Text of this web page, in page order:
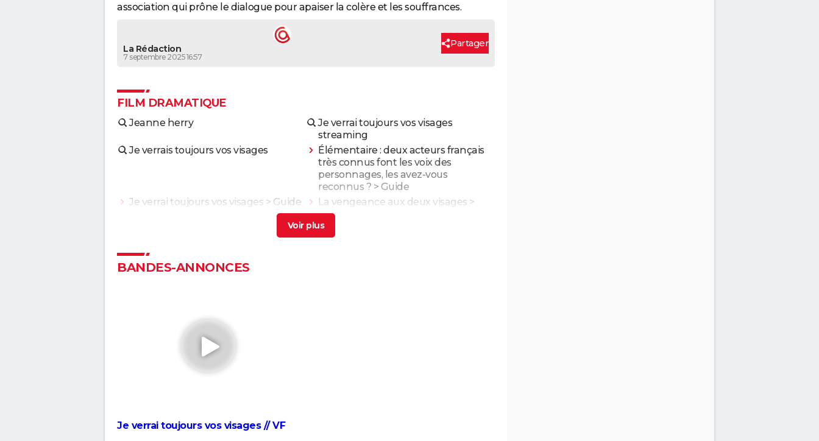
association qui prône le dialogue pour apaiser la colère et les souffrances.
La Rédaction
7 septembre 2025 16:57
Partager
FILM DRAMATIQUE
Jeanne herry
Je verrai toujours vos visages
streaming
Je verrais toujours vos visages
Élémentaire : deux acteurs français
très connus font les voix des
personnages, les avez-vous
reconnus ? > Guide
Je verrai toujours vos visages > Guide La vengeance aux deux visages >
Guide
> Guide Les trois visages d'ana
"expérience brute"... Les critiques
sont unanimes
Voyage au bout de l'enfer
dans le film, presque personne ne l'a
divise les critiques
BANDES-ANNONCES
Je verrai toujours vos visages // VF